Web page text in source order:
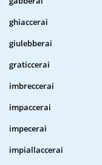
ghiaccerai
giulebberai
graticcerai
imbreccerai
impaccerai
impecerai
impiallaccerai